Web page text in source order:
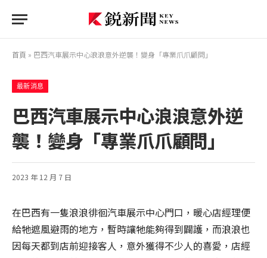
首頁 » 巴西汽車展示中心浪浪意外逆襲！變身「專業爪爪顧問」
最新消息
巴西汽車展示中心浪浪意外逆
襲！變身「專業爪爪顧問」
2023 年 12 月 7 日
在巴西有一隻浪浪徘徊汽車展示中心門口，暖心店經理便
給牠遮風避雨的地方，暫時讓牠能夠得到闢護，而浪浪也
因每天都到店前迎接客人，意外獲得不少人的喜愛，店經